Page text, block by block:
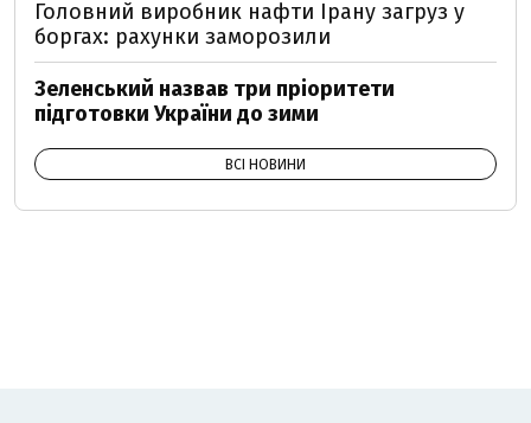
Головний виробник нафти Ірану загруз у
боргах: рахунки заморозили
Зеленський назвав три пріоритети
підготовки України до зими
ВСІ НОВИНИ